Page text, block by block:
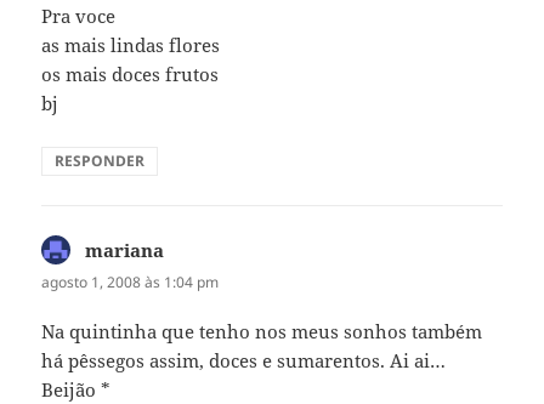
Pra voce
as mais lindas flores
os mais doces frutos
bj
RESPONDER
mariana
agosto 1, 2008 às 1:04 pm
Na quintinha que tenho nos meus sonhos também
há pêssegos assim, doces e sumarentos. Ai ai…
Beijão *